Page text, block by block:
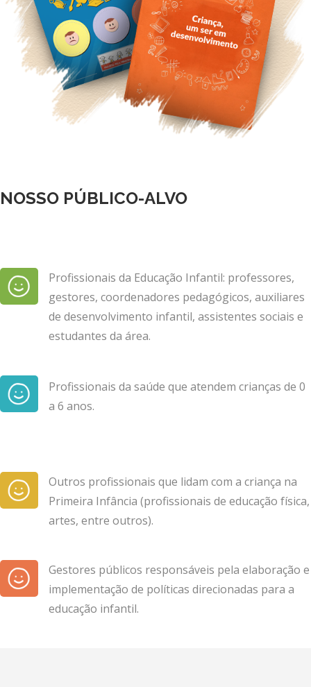
NOSSO PÚBLICO-ALVO
Profissionais da Educação Infantil: professores,
gestores, coordenadores pedagógicos, auxiliares
de desenvolvimento infantil, assistentes sociais e
estudantes da área.
Profissionais da saúde que atendem crianças de 0
a 6 anos.
Outros profissionais que lidam com a criança na
Primeira Infância (profissionais de educação física,
artes, entre outros).
Gestores públicos responsáveis pela elaboração e
implementação de políticas direcionadas para a
educação infantil.